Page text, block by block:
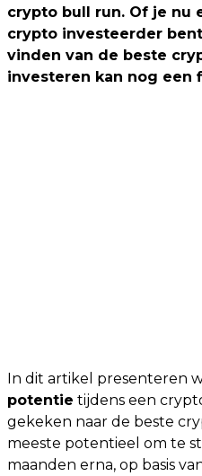
crypto bull run. Of je nu
crypto investeerder
vinden van de beste
investeren kan nog een
In dit artikel presenteren
potentie tijdens een
gekeken naar de beste
meeste potentieel om te
maanden erna, op basis